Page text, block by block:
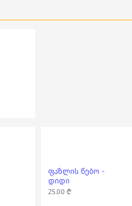
ფაზლის წებო -
დიდი
25.00 ₾